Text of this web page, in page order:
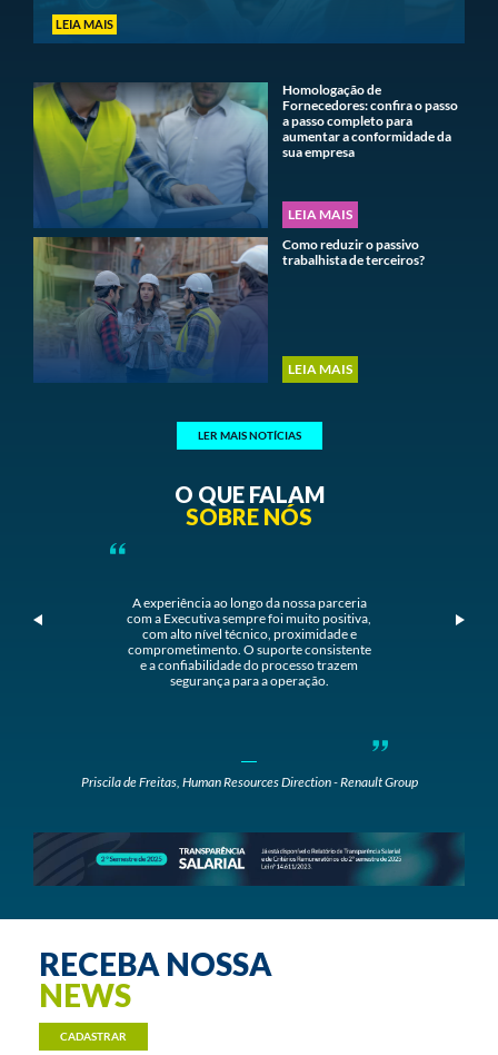
LEIA MAIS
Homologação de
Fornecedores: confira o passo
a passo completo para
aumentar a conformidade da
sua empresa
LEIA MAIS
Como reduzir o passivo
trabalhista de terceiros?
LEIA MAIS
LER MAIS NOTÍCIAS
O QUE FALAM
SOBRE NÓS
A experiência ao longo da nossa parceria
com a Executiva sempre foi muito positiva,
com alto nível técnico, proximidade e
comprometimento. O suporte consistente
e a confiabilidade do processo trazem
segurança para a operação.
Priscila de Freitas, Human Resources Direction - Renault Group
RECEBA NOSSA
NEWS
CADASTRAR